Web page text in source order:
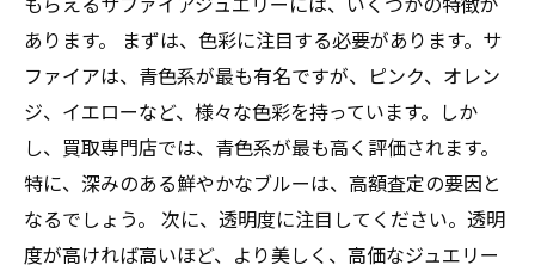
あります。 まずは、色彩に注目する必要があります。サ
ファイアは、青色系が最も有名ですが、ピンク、オレン
ジ、イエローなど、様々な色彩を持っています。しか
し、買取専門店では、青色系が最も高く評価されます。
特に、深みのある鮮やかなブルーは、高額査定の要因と
なるでしょう。 次に、透明度に注目してください。透明
度が高ければ高いほど、より美しく、高価なジュエリー